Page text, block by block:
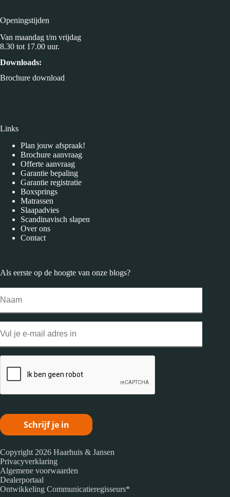
Openingstijden
Van maandag t/m vrijdag
8.30 tot 17.00 uur.
Downloads:
Brochure download
Links
Plan jouw afspraak!
Brochure aanvraag
Offerte aanvraag
Garantie bepaling
Garantie registratie
Boxsprings
Matrassen
Slaapadvies
Scandinavisch slapen
Over ons
Contact
Als eerste op de hoogte van onze blogs?
CAPTCHA
Copyright 2026 Haarhuis & Jansen
Privacyverklaring
Algemene voorwaarden
Dealerportaal
Ontwikkeling Communicatieregisseurs*